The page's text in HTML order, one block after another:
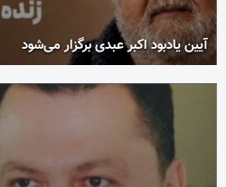
آیین یادبود اکبر عبدی برگزار می‌شود